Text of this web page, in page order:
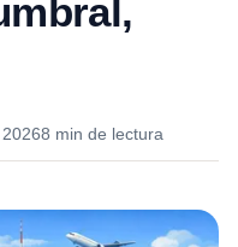
8 min de lectura